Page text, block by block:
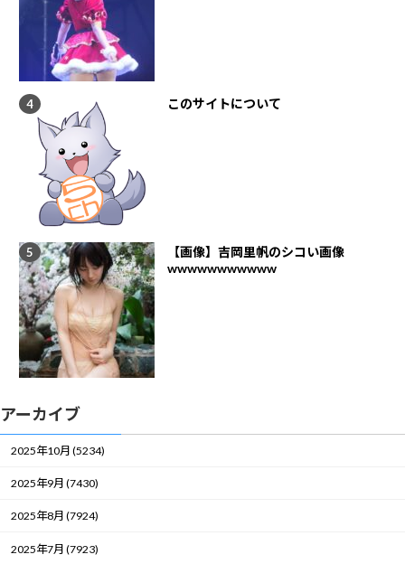
このサイトについて
【画像】吉岡里帆のシコい画像
wwwwwwwwwww
アーカイブ
2025年10月 (5234)
2025年9月 (7430)
2025年8月 (7924)
2025年7月 (7923)